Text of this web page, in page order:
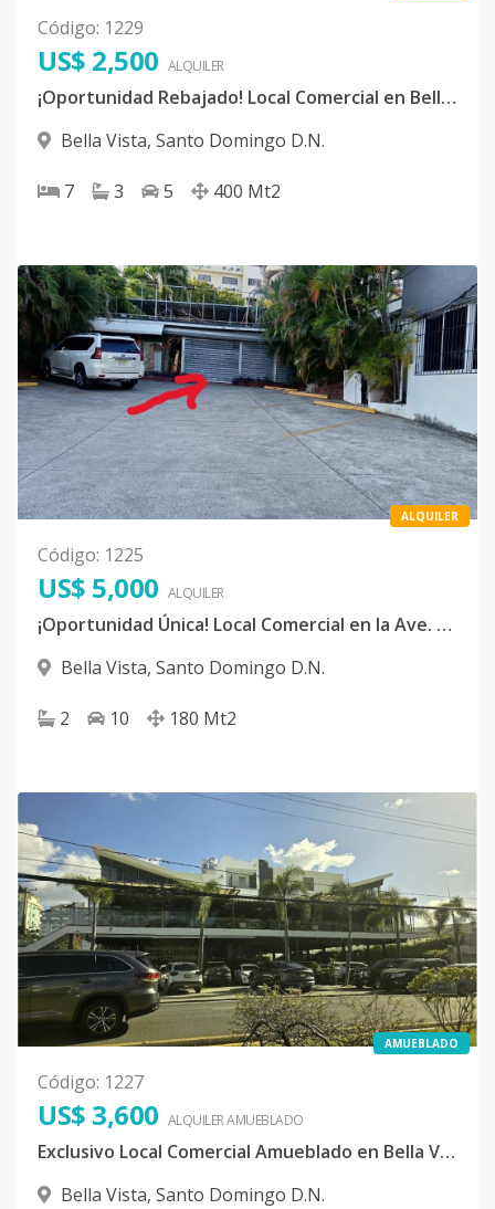
Código: 1229
US$ 2,500 ALQUILER
¡Oportunidad Rebajado! Local Comercial en Bella Vista
Bella Vista, Santo Domingo D.N.
7 3 5 400 Mt2
ALQUILER
Código: 1225
US$ 5,000 ALQUILER
¡Oportunidad Única! Local Comercial en la Ave. Sarasota, en el centro de Bella Vista
Bella Vista, Santo Domingo D.N.
2 10 180 Mt2
AMUEBLADO
Código: 1227
US$ 3,600 ALQUILERAMUEBLADO
Exclusivo Local Comercial Amueblado en Bella Vista
Bella Vista, Santo Domingo D.N.